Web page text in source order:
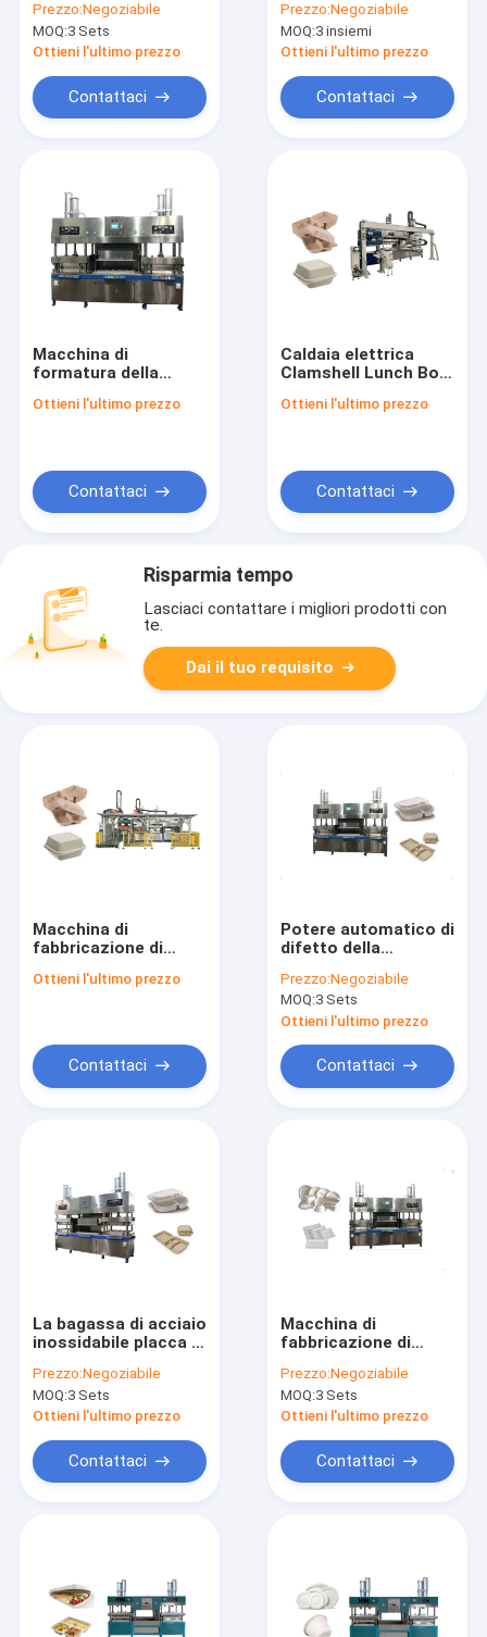
Video
fabbricazione di
piatti della bagassa
della canna da
Prezzo:Negoziabile
MOQ:3 Sets
Ottieni l'ultimo prezzo
Contattaci
della bagassa della
canna da zucchero di
operazione
Prezzo:Negoziabile
MOQ:3 insiemi
Ottieni l'ultimo prezzo
Contattaci
Macchina di
formatura della
dello SpA per
superiore
Ottieni l'ultimo prezzo
Contattaci
Caldaia elettrica
Clamshell Lunch Box
dimensioni di muffa
Ottieni l'ultimo prezzo
Contattaci
Risparmia tempo
Lasciaci contattare i migliori prodotti con
te.
Dai il tuo requisito
Macchina di
fabbricazione di
riscaldamento
polpa
Ottieni l'ultimo prezzo
Contattaci
Potere automatico di
difetto della
fabbricazione di
piatti della bagassa
della canna da
zucchero
Prezzo:Negoziabile
MOQ:3 Sets
Ottieni l'ultimo prezzo
Contattaci
La bagassa di acciaio
inossidabile placca la
fabbricante delle
stoviglie del
modanatura della
Prezzo:Negoziabile
MOQ:3 Sets
Ottieni l'ultimo prezzo
Contattaci
Macchina di
fabbricazione di
della bagassa della
canna da zucchero
Prezzo:Negoziabile
MOQ:3 Sets
Ottieni l'ultimo prezzo
Contattaci